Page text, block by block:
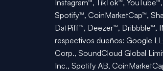
Instagram™, TikTok™,
Spotify™, CoinMarketCap™,
DatPiff™, Deezer™, Dribbble™,
respectivos dueños: Google
Corp., SoundCloud Global
Inc., Spotify AB,